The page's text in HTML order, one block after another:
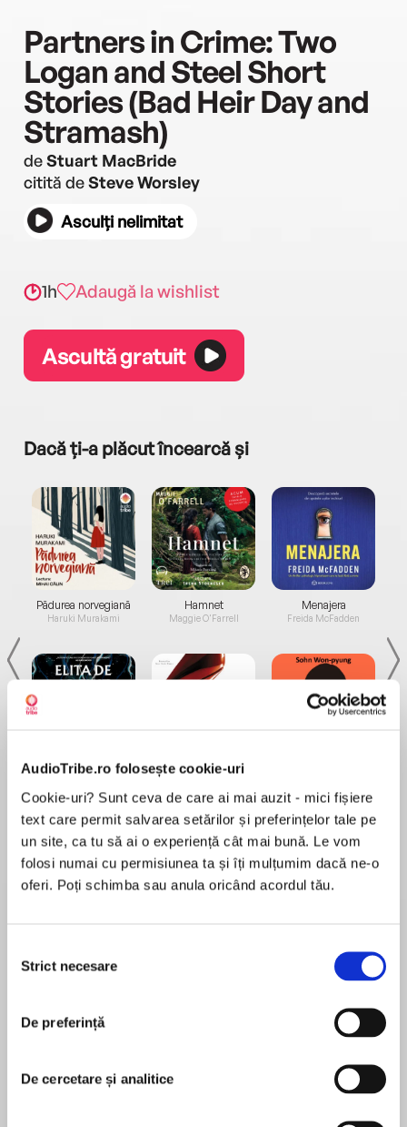
AudioTribe.ro folosește cookie-uri
Cookie-uri? Sunt ceva de care ai mai auzit - mici fișiere
text care permit salvarea setărilor și preferințelor tale pe
un site, ca tu să ai o experiență cât mai bună. Le vom
folosi numai cu permisiunea ta și îți mulțumim dacă ne-o
oferi. Poți schimba sau anula oricând acordul tău.
consimțământului
Strict necesare
De preferință
De cercetare și analitice
Partners in Crime: Two
Logan and Steel Short
Stories (Bad Heir Day and
Stramash)
deStuart MacBride
citită deSteve Worsley
Asculți nelimitat
1h Adaugă la wishlist
Ascultă gratuit
Dacă ți-a plăcut încearcă și
Pădurea norvegiană
Haruki Murakami
Elita de Argint (Elita
Hamnet
Maggie O'Farrell
Diavolul se îmbracă de
Menajera
Freida McFadden
Desprecarte
featuring DS Logan McRae and his boss DI Steel
Something fishy is happening on the isle of Jura.
DS Logan McRae gets a phone call from DI Steel
ordering him to come to the island at once. One
freezing night’s sleep in a hatchback and two
MAI MULT
pentru această carte